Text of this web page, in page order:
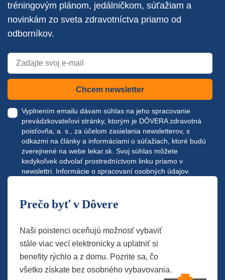
tréningovým plánom, jedálničkom, súťažiam a
novinkám zo sveta zdravotníctva priamo od
odborníkov.
Chcem newsletter
Vyplnením emailu dávam súhlas na jeho spracovanie
prevádzkovateľovi stránky, ktorým je DÔVERA zdravotná
poisťovňa, a. s., za účelom zasielania newsletterov, s
odkazmi na články a informáciami o súťažiach, ktoré budú
zverejnené na webe lekar.sk. Svoj súhlas môžete
kedykoľvek odvolať prostredníctvom linku priamo v
newslettri. Informácie o spracovaní osobných údajov.
Prečo byť v Dôvere
Naši poistenci oceňujú možnosť vybaviť
stále viac vecí elektronicky a uplatniť si
benefity rýchlo a z domu. Pozrite sa, čo
všetko získate bez osobného vybavovania.